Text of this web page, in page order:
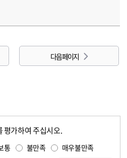
다음 페이지
평가하여 주십시오.
통 불만족 매우불만족